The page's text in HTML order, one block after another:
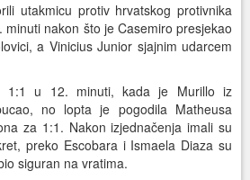
utakmicu protiv hrvatskog protivnika
minuti nakon što je Casemiro presjekao
a Vinicius Junior sjajnim udarcem
1:1 u 12. minuti, kada je Murillo iz
no lopta je pogodila Matheusa
za 1:1. Nakon izjednačenja imali su
preko Escobara i Ismaela Diaza su
siguran na vratima.